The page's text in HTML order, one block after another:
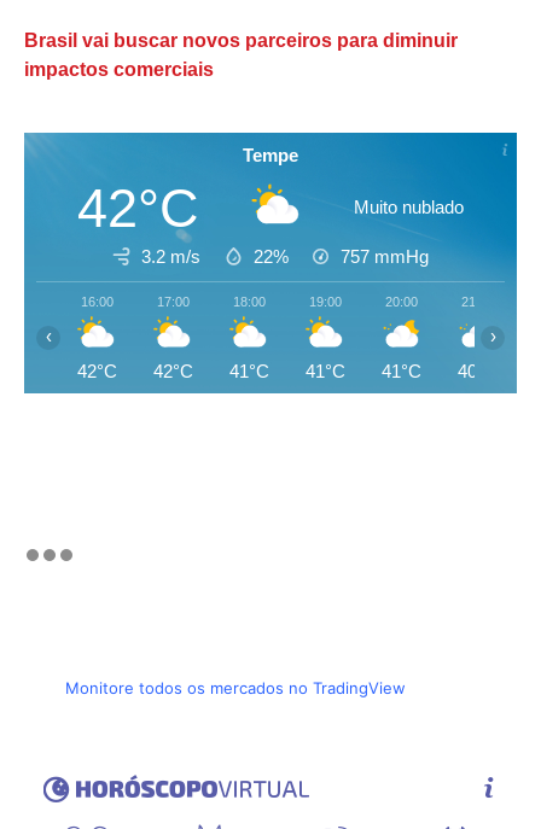
Brasil vai buscar novos parceiros para diminuir
impactos comerciais
Tempe
42°C Muito nublado
3.2 m/s 22% 757 mmHg
16:00
42°C
17:00
42°C
18:00
41°C
19:00
41°C
20:00
41°C
21:00
40°C
‹ ›
Monitore todos os mercados no TradingView